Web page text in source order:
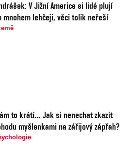
V Jižní Americe si lidé plují
mnohem lehčeji, věci tolik neřeší
to krátí... Jak si nenechat zkazit
myšlenkami na zářijový zápřah?